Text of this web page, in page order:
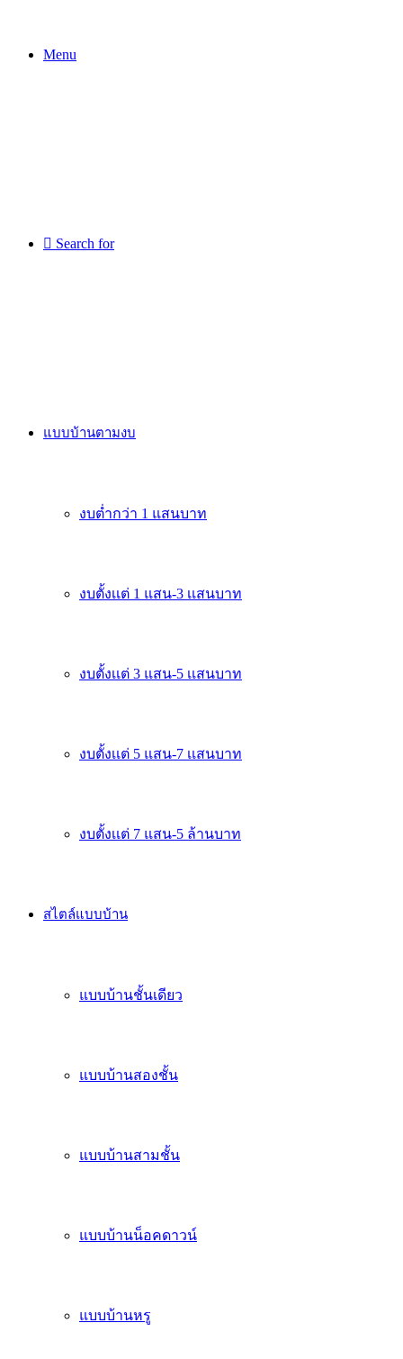
Menu
Search for
แบบบ้านตามงบ
งบต่ำกว่า 1 แสนบาท
งบตั้งเเต่ 1 แสน-3 เเสนบาท
งบตั้งเเต่ 3 แสน-5 เเสนบาท
งบตั้งเเต่ 5 แสน-7 เเสนบาท
งบตั้งเเต่ 7 แสน-5 ล้านบาท
สไตล์แบบบ้าน
แบบบ้านชั้นเดียว
แบบบ้านสองชั้น
แบบบ้านสามชั้น
แบบบ้านน็อคดาวน์
แบบบ้านหรู